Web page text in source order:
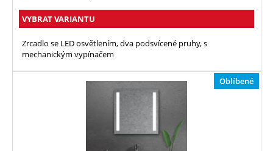
VYBRAT VARIANTU
Zrcadlo se LED osvětlením, dva podsvícené pruhy, s
mechanickým vypínačem
Oblíbené